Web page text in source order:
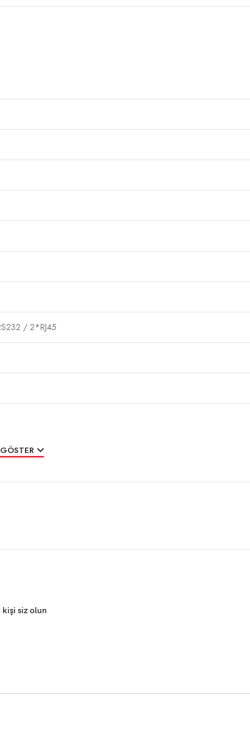
/ 2*RJ45
kişi siz olun